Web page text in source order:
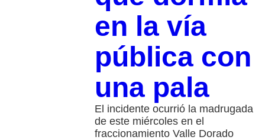
en la vía
pública con
una pala
El incidente ocurrió la madrugada
de este miércoles en el
fraccionamiento Valle Dorado